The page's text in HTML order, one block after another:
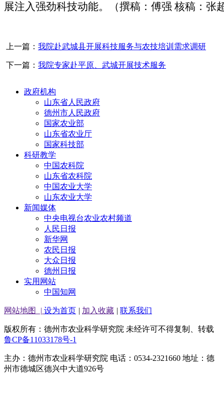
展注入强劲科技动能。（撰稿：傅强 核稿：张
上一篇： 我院赴武城县开展科技服务与农技培训需求调研
下一篇： 我院专家赴平原、武城开展技术服务
政府机构
山东省人民政府
德州市人民政府
国家农业部
山东省农业厅
国家科技部
科研教学
中国农科院
山东省农科院
中国农业大学
山东农业大学
新闻媒体
中央电视台农业农村频道
人民日报
新华网
农民日报
大众日报
德州日报
实用网站
中国知网
网站地图 | 设为首页 | 加入收藏 | 联系我们
版权所有：德州市农业科学研究院 未经许可不得复制、转载
鲁CP备11033178号-1
主办：德州市农业科学研究院 电话：0534-2321660 地址：德
州市德城区德兴中大道926号